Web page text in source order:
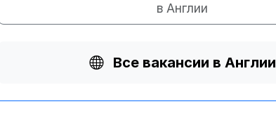
в Англии
Все вакансии в Англии